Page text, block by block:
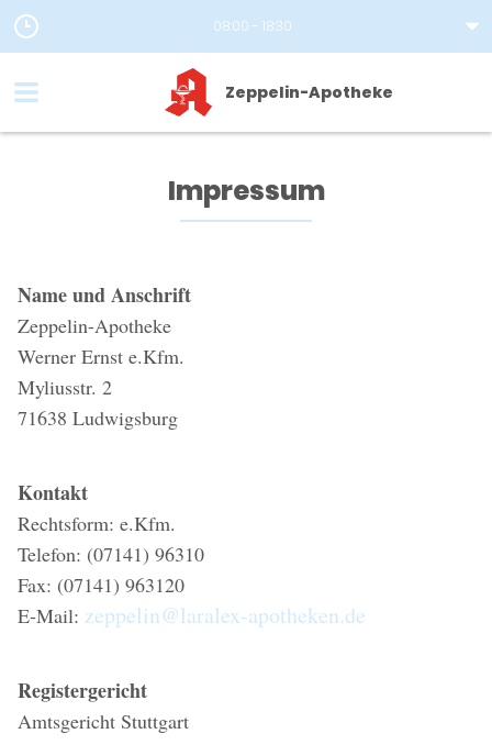
08:00 - 18:30
Zeppelin-Apotheke
Impressum
Name und Anschrift
Zeppelin-Apotheke
Werner Ernst e.Kfm.
Myliusstr. 2
71638 Ludwigsburg
Kontakt
Rechtsform: e.Kfm.
Telefon: (07141) 96310
Fax: (07141) 963120
E-Mail: zeppelin@laralex-apotheken.de
Registergericht
Amtsgericht Stuttgart